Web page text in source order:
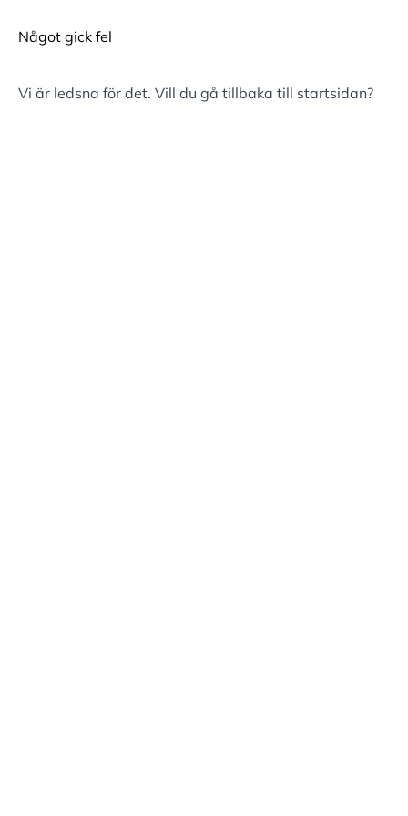
Något gick fel
Vi är ledsna för det. Vill du gå tillbaka till startsidan?